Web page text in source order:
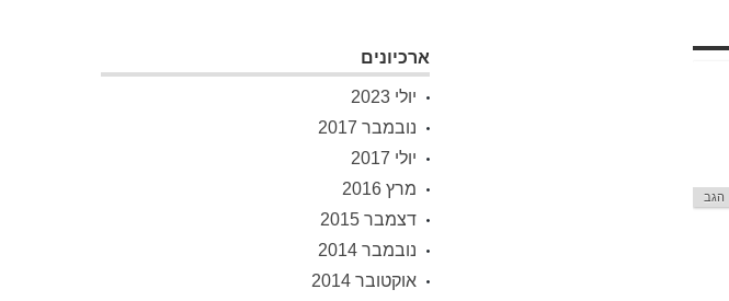
הגב
ארכיונים
יולי 2023
נובמבר 2017
יולי 2017
מרץ 2016
דצמבר 2015
נובמבר 2014
אוקטובר 2014